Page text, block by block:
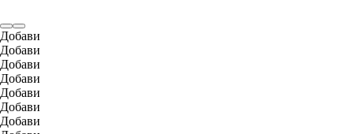
Добави
Добави
Добави
Добави
Добави
Добави
Добави